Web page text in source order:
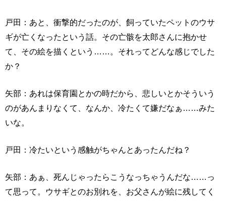
戸田：あと、衝撃的だったのが、飼っていたペットのウサ
ギが亡くなったという話。その亡骸を太郎さんに抱かせ
て、その絵を描くという……。それってどんな感じでした
か？
矢部：あれは保育園とかの時だから、悲しいとかそういう
のがあんまりなくて、なんか、冷たくて嫌だなぁ……みた
いな。
戸田：冷たいという感触がちゃんとあったんだね？
矢部：あぁ、死んじゃったらこうなっちゃうんだな……っ
て思って。ウサギとのお別れを、お父さんが絵に残してく